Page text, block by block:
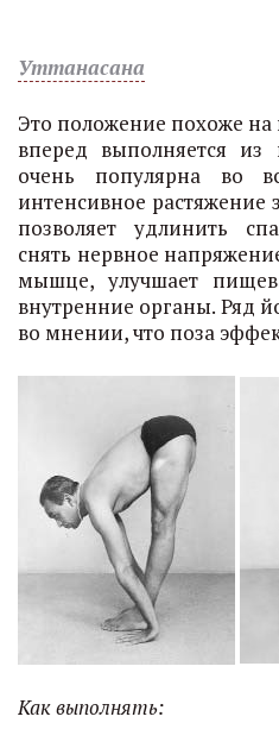
Уттанасана
Это положение похоже
вперед выполняется из
очень популярна во
интенсивное растяжение
позволяет удлинить
снять нервное
мышце, улучшает
внутренние органы. Ряд
во мнении, что поза
Как выполнять: